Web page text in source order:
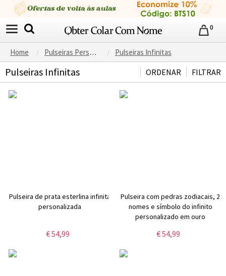
0
Home Pulseiras Personalizadas Pulseiras Infinitas
Pulseiras Infinitas ORDENAR FILTRAR
Pulseira de prata esterlina infinita
personalizada
€ 54,99
Pulseira com pedras zodiacais, 2
nomes e símbolo do infinito
personalizado em ouro
€ 54,99